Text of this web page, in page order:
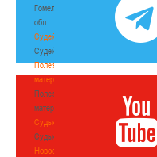
Гомельская
обл
Судейство
Судейство
Полезные
материалы
Полезные
материалы
Судьи
Судьи
Новости